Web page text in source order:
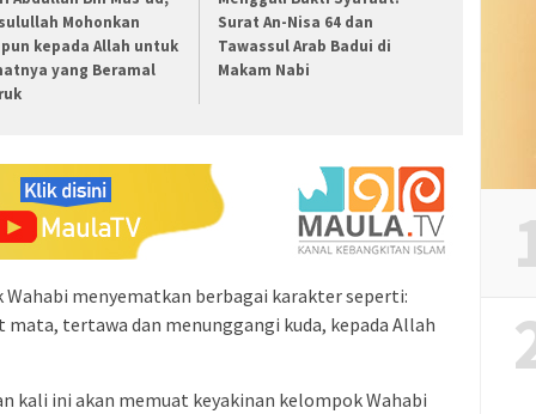
Mohonkan
kepada Allah untuk
yang Beramal
Surat An-Nisa 64 dan
Tawassul Arab Badui di
Makam Nabi
menyematkan berbagai karakter seperti:
tertawa dan menunggangi kuda, kepada Allah
kali ini akan memuat keyakinan kelompok Wahabi